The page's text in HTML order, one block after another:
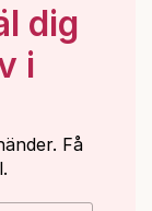
dig
i
Få